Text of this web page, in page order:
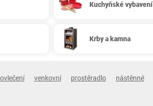
Kuchyňské vybavení
Krby a kamna
venkovní prostěradlo nástěnné